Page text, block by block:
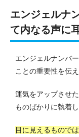
エンジェルナ
て内なる声に
エンジェルナンバ
ことの重要性を伝
運気をアップさせ
ものばかりに執着
目に見えるもので